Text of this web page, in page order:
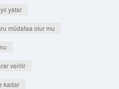
yatar
müdafaa olur mu
verilir
kadar